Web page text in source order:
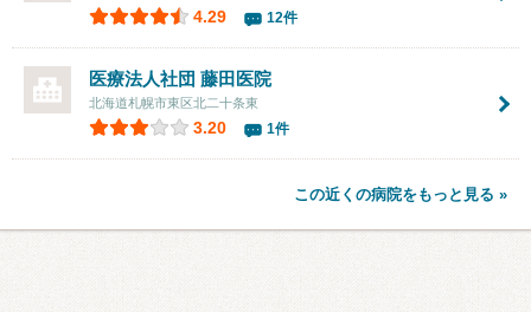
4.29 12件
医療法人社団 藤田医院
北海道札幌市東区北二十条東
3.20 1件
この近くの病院をもっと見る »